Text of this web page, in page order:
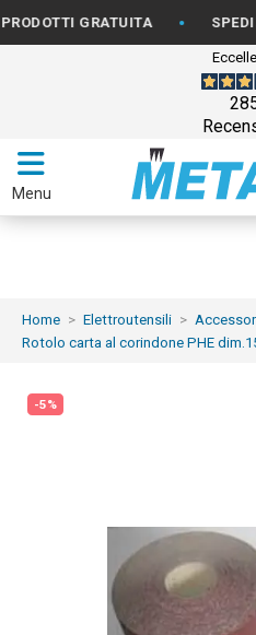
GRATUITA •
Menu
Home Elettroutensili
Rotolo carta al corindone PHE
-5%